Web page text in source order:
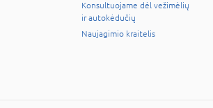
Konsultuojame dėl vežimėlių
ir autokėdučių
Naujagimio kraitelis